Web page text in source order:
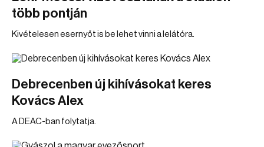
több pontján
Kivételesen esernyőt is be lehet vinni a lelátóra.
Debrecenben új kihívásokat keres
Kovács Alex
A DEAC-ban folytatja.